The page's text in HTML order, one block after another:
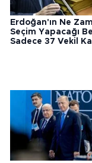
Erdoğan'ın Ne
Seçim Yapacağı
Sadece 37 Vekil